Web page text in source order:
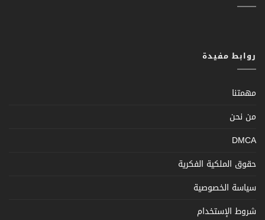
روابط مفيدة
مهمتنا
من نحن
DMCA
حقوق الملكية الفكرية
سياسة الخصوصية
شروط الإستخدام